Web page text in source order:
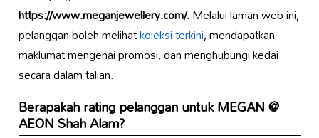
https://www.meganjewellery.com/. Melalui laman web ini,
pelanggan boleh melihatkoleksi terkini, mendapatkan
maklumat mengenai promosi, dan menghubungi kedai
secara dalam talian.
Berapakah rating pelanggan untukMEGAN @
AEON Shah Alam?